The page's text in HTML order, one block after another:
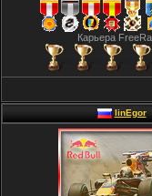
Карьера
linEgor